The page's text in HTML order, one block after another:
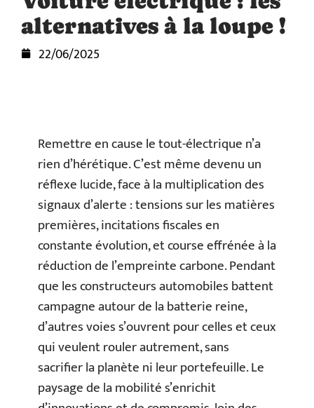
alternatives à la loupe !
22/06/2025
Remettre en cause le tout-électrique n’a
rien d’hérétique. C’est même devenu un
réflexe lucide, face à la multiplication des
signaux d’alerte : tensions sur les matières
premières, incitations fiscales en
constante évolution, et course effrénée à la
réduction de l’empreinte carbone. Pendant
que les constructeurs automobiles battent
campagne autour de la batterie reine,
d’autres voies s’ouvrent pour celles et ceux
qui veulent rouler autrement, sans
sacrifier la planète ni leur portefeuille. Le
paysage de la mobilité s’enrichit